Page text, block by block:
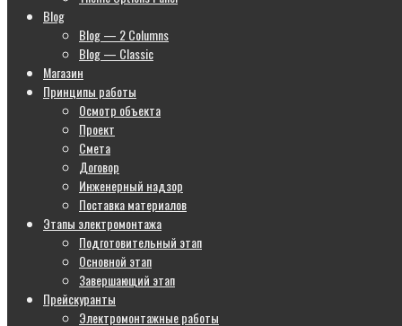
Blog
Blog — 2 Columns
Blog — Classic
Магазин
Принципы работы
Осмотр объекта
Проект
Смета
Договор
Инженерный надзор
Поставка материалов
Этапы электромонтажа
Подготовительный этап
Основной этап
Завершающий этап
Прейскуранты
Электромонтажные работы